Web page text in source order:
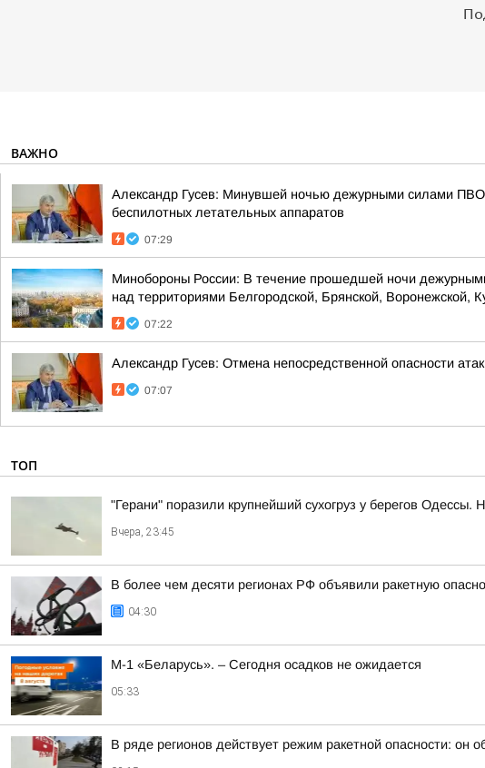
ВАЖНО
Александр Гусев: Минувшей ночью дежурными силами ПВО
беспилотных летательных аппаратов
07:29
Минобороны России: В течение прошедшей ночи
над территориями Белгородской, Брянской, Воронежской,
07:22
Александр Гусев: Отмена непосредственной опасности
07:07
ТОП
"Герани" поразили крупнейший сухогруз у берегов Одессы.
Вчера, 23:45
В более чем десяти регионах РФ объявили ракетную
04:30
М-1 «Беларусь». – Сегодня осадков не ожидается
05:33
В ряде регионов действует режим ракетной опасности: он